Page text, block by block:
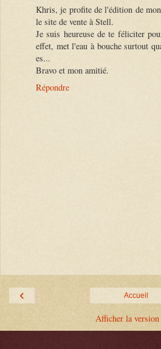
Khris, je profite de l'édition de
le site de vente à Stell.
Je suis heureuse de te féliciter
effet, met l'eau à bouche surtout
es...
Bravo et mon amitié.
Répondre
‹ Accueil
Afficher la version